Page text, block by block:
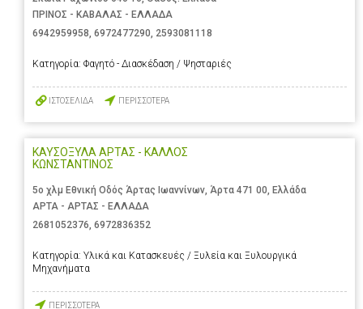
ΠΡΙΝΟΣ - ΚΑΒΑΛΑΣ - ΕΛΛΑΔΑ
6942959958, 6972477290, 2593081118
Κατηγορία: Φαγητό - Διασκέδαση / Ψησταριές
ΙΣΤΟΣΕΛΙΔΑ ΠΕΡΙΣΣΟΤΕΡΑ
ΚΑΥΣΟΞΥΛΑ ΑΡΤΑΣ - ΚΑΛΛΟΣ
ΚΩΝΣΤΑΝΤΙΝΟΣ
5ο χλμ Εθνική Οδός Άρτας Ιωαννίνων, Άρτα 471 00, Ελλάδα
ΑΡΤΑ - ΑΡΤΑΣ - ΕΛΛΑΔΑ
2681052376, 6972836352
Κατηγορία: Υλικά και Κατασκευές / Ξυλεία και Ξυλουργικά
Μηχανήματα
ΠΕΡΙΣΣΟΤΕΡΑ